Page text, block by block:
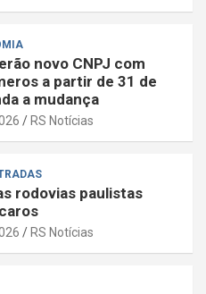
novo CNPJ com
a partir de 31 de
a mudança
RS Notícias
rodovias paulistas
RS Notícias